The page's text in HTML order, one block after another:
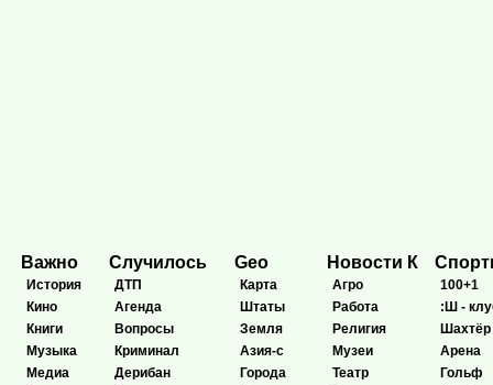
Важно
История
Кино
Книги
Музыка
Медиа
Случилось
ДТП
Агенда
Вопросы
Криминал
Дерибан
Geo
Карта
Штаты
Земля
Азия-с
Города
Новости К
Агро
Работа
Религия
Музеи
Театр
100+1
:Ш -
Шахтёр
Арена
Гольф